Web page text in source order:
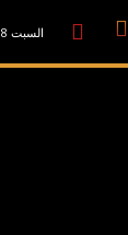
السبت 08 أغسطس 2026